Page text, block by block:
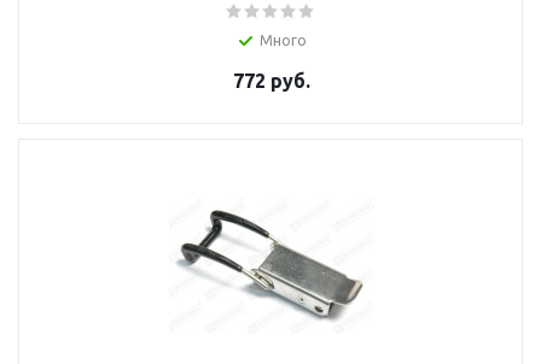
подробнее
Много
772 руб.